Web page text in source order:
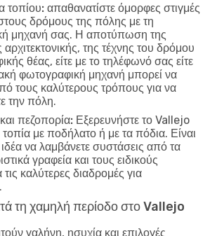
τοπίου: απαθανατίστε όμορφες στιγμές
στους δρόμους της πόλης με τη
μηχανή σας. Η αποτύπωση της
αρχιτεκτονικής, της τέχνης του δρόμου
θέας, είτε με το τηλέφωνό σας είτε
φωτογραφική μηχανή μπορεί να
τους καλύτερους τρόπους για να
την πόλη.
πεζοπορία: Εξερευνήστε το Vallejo
με ποδήλατο ή με τα πόδια. Είναι
να λαμβάνετε συστάσεις από τα
γραφεία και τους ειδικούς
καλύτερες διαδρομές για
τη χαμηλή περίοδο στο Vallejo
γαλήνη, ησυχία και επιλογές